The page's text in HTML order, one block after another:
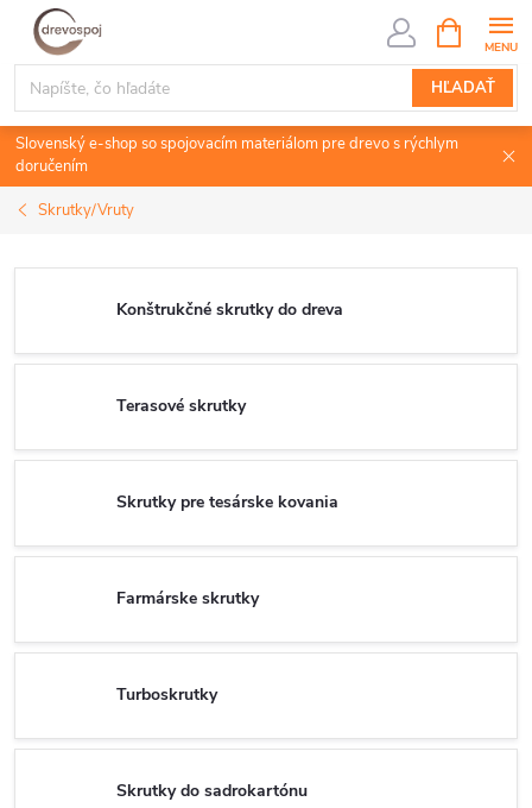
Prejsť
obsah
HĽADAŤ
KOŠÍK
Slovenský e-shop so spojovacím materiálom pre drevo s rýchlym
doručením
Skrutky/Vruty
Konštrukčné skrutky do dreva
Terasové skrutky
Skrutky pre tesárske kovania
Farmárske skrutky
Turboskrutky
Skrutky do sadrokartónu